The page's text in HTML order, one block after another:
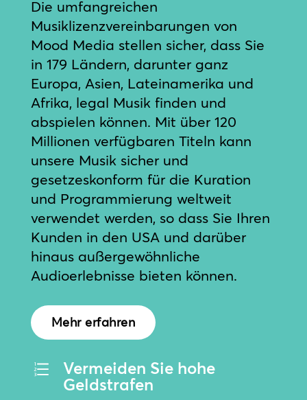
Die umfangreichen
Musiklizenzvereinbarungen von
Mood Media stellen sicher, dass Sie
in 179 Ländern, darunter ganz
Europa, Asien, Lateinamerika und
Afrika, legal Musik finden und
abspielen können. Mit über 120
Millionen verfügbaren Titeln kann
unsere Musik sicher und
gesetzeskonform für die Kuration
und Programmierung weltweit
verwendet werden, so dass Sie Ihren
Kunden in den USA und darüber
hinaus außergewöhnliche
Audioerlebnisse bieten können.
Mehr erfahren
e
Vermeiden Sie hohe
Geldstrafen